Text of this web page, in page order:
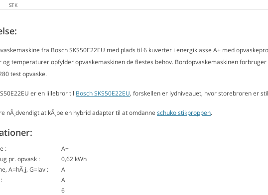
STK
fra Bosch SKS50E22EU med plads til 6 kuverter i energiklasse A+ med
temperaturer opfylder opvaskemaskinen de flestes behov. Bordopvaskemaskinen forbruger
test opvaske.
er en lillebror til Bosch SKS50E22EU, forskellen er lydniveauet, hvor storebroren er
nÃ¸dvendigt at kÃ¸be en hybrid adapter til at omdanne schuko stikproppen.
:
A+
pr. opvask :
0,62 kWh
A=hÃ¸j, G=lav :
A
A
6